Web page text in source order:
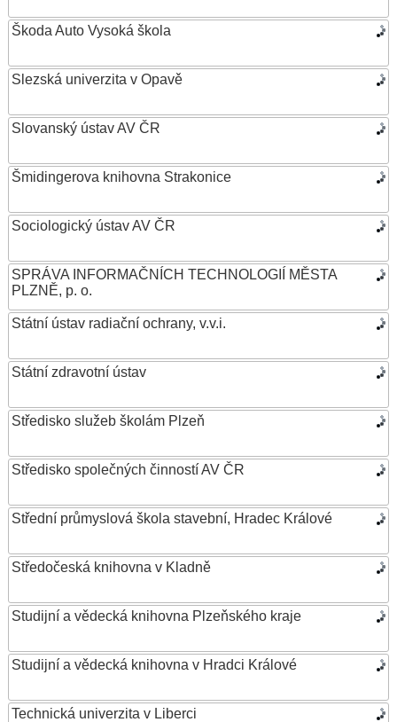
Škoda Auto Vysoká škola
Slezská univerzita v Opavě
Slovanský ústav AV ČR
Šmidingerova knihovna Strakonice
Sociologický ústav AV ČR
SPRÁVA INFORMAČNÍCH TECHNOLOGIÍ MĚSTA
PLZNĚ, p. o.
Státní ústav radiační ochrany, v.v.i.
Státní zdravotní ústav
Středisko služeb školám Plzeň
Středisko společných činností AV ČR
Střední průmyslová škola stavební, Hradec Králové
Středočeská knihovna v Kladně
Studijní a vědecká knihovna Plzeňského kraje
Studijní a vědecká knihovna v Hradci Králové
Technická univerzita v Liberci